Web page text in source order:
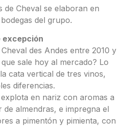
de Cheval se elaboran en
del grupo.
excepción
des Andes entre 2010 y
sale hoy al mercado? Lo
cata vertical de tres vinos,
diferencias.
en nariz con aromas a
almendras, e impregna el
a pimentón y pimienta, con